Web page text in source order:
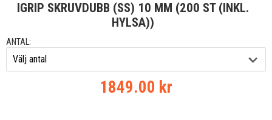
IGRIP SKRUVDUBB (SS) 10 MM (200 ST (INKL.
HYLSA))
ANTAL:
1849.00 kr